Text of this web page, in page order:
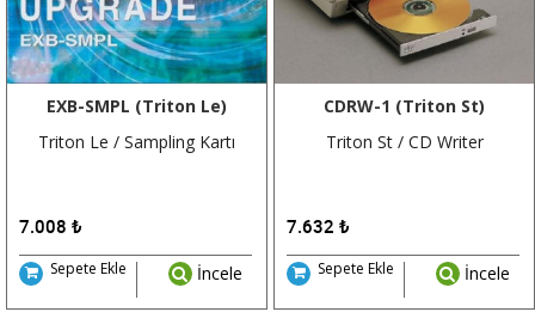
EXB-SMPL (Triton Le)
Triton Le / Sampling Kartı
7.008 ₺
Sepete Ekle İncele
CDRW-1 (Triton St)
Triton St / CD Writer
7.632 ₺
Sepete Ekle İncele